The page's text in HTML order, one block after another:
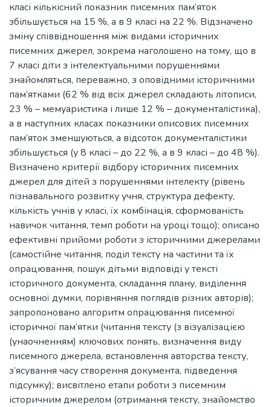
класі кількісний показник писемних пам’яток
збільшується на 15 %, а в 9 класі на 22 %. Відзначено
зміну співвідношення між видами історичних
писемних джерел, зокрема наголошено на тому, що в
7 класі діти з інтелектуальними порушеннями
знайомляться, переважно, з оповідними історичними
пам’ятками (62 % від всіх джерел складають літописи,
23 % – мемуаристика і лише 12 % – документалістика),
а в наступних класах показники описових писемних
пам’яток зменшуються, а відсоток документалістики
збільшується (у 8 класі – до 22 %, а в 9 класі – до 48 %).
Визначено критерії відбору історичних писемних
джерел для дітей з порушеннями інтелекту (рівень
пізнавального розвитку учня, структура дефекту,
кількість учнів у класі, їх комбінація, сформованість
навичок читання, темп роботи на уроці тощо); описано
ефективні прийоми роботи з історичними джерелами
(самостійне читання, поділ тексту на частини та їх
опрацювання, пошук дітьми відповіді у тексті
історичного документа, складання плану, виділення
основної думки, порівняння поглядів різних авторів);
запропоновано алгоритм опрацювання писемної
історичної пам’ятки (читання тексту (з візуалізацією
(унаочненням) ключових понять, визначення виду
писемного джерела, встановлення авторства тексту,
з’ясування часу створення документа, підведення
підсумку); висвітлено етапи роботи з писемним
історичним джерелом (отримання тексту, знайомство